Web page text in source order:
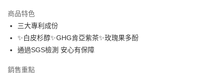
悠遊付
Google Pay
AFTEE先享後付
相關說明
商品特色
三大專利成份
✨白皮杉醇✨GHG肯亞紫茶✨玫瑰果多酚
通過SGS檢測 安心有保障
銷售重點